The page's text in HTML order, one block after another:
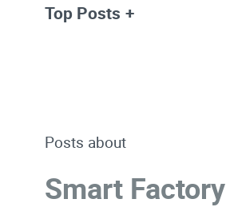
Posts about
Smart Factory
Top Posts